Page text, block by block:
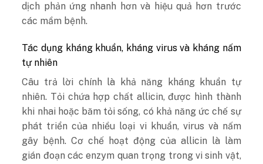
dịch phản ứng nhanh hơn và hiệu quả hơn trước
các mầm bệnh.
Tác dụng kháng khuẩn, kháng virus và kháng nấm
tự nhiên
Câu trả lời chính là khả năng kháng khuẩn tự
nhiên. Tỏi chứa hợp chất allicin, được hình thành
khi nhai hoặc băm tỏi sống, có khả năng ức chế sự
phát triển của nhiều loại vi khuẩn, virus và nấm
gây bệnh. Cơ chế hoạt động của allicin là làm
gián đoạn các enzym quan trọng trong vi sinh vật,